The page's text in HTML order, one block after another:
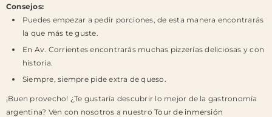
Consejos:
Puedes empezar a pedir porciones, de esta manera encontrarás
la que más te guste.
En Av. Corrientes encontrarás muchas pizzerías deliciosas y con
historia.
Siempre, siempre pide extra de queso.
¡Buen provecho! ¿Te gustaría descubrir lo mejor de la gastronomía
argentina? Ven con nosotros a nuestroTour de inmersión